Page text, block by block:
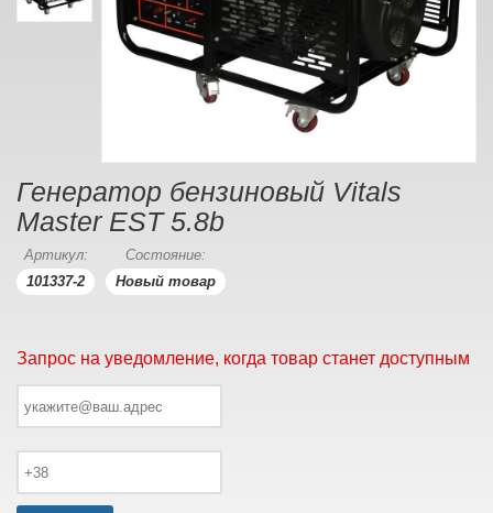
Генератор бензиновый Vitals
Master EST 5.8b
Артикул:
101337-2
Состояние:
Новый товар
Запрос на уведомление, когда товар станет доступным